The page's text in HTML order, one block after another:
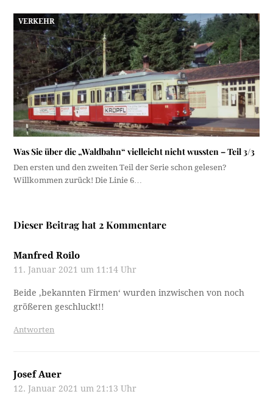
VERKEHR
Was Sie über die „Waldbahn“ vielleicht nicht wussten – Teil 3/3
Den ersten und den zweiten Teil der Serie schon gelesen?
Willkommen zurück! Die Linie 6…
Dieser Beitrag hat 2 Kommentare
Manfred Roilo
11. Januar 2021 um 11:14 Uhr
Beide ‚bekannten Firmen‘ wurden inzwischen von noch
größeren geschluckt!!
Antworten
Josef Auer
12. Januar 2021 um 21:13 Uhr